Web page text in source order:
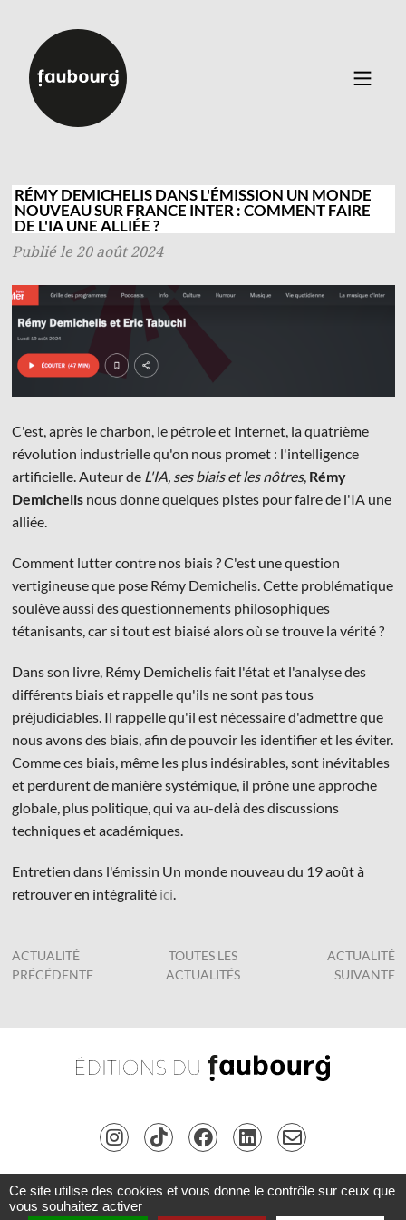
Auteurs
Événements
À propos
Contact
Connexion
42 rue Planchat 75020 Paris
Fondatrice :Sophie Caillat
CGV•Mentions légales•Politique de confidentialité
RÉMY DEMICHELIS DANS L'ÉMISSION UN MONDE
NOUVEAU SUR FRANCE INTER : COMMENT FAIRE
DE L'IA UNE ALLIÉE ?
Publié le 20 août 2024
C'est, après le charbon, le pétrole et Internet, la quatrième
révolution industrielle qu'on nous promet : l'intelligence
artificielle. Auteur de L'IA, ses biais et les nôtres, Rémy
Demichelisnous donne quelques pistes pour faire de l'IA une
alliée.
Comment lutter contre nos biais ? C'est une question
vertigineuse que pose Rémy Demichelis. Cette problématique
soulève aussi des questionnements philosophiques
tétanisants, car si tout est biaisé alors où se trouve la vérité ?
Dans son livre, Rémy Demichelis fait l'état et l'analyse des
différents biais et rappelle qu'ils ne sont pas tous
préjudiciables. Il rappelle qu'il est nécessaire d'admettre que
nous avons des biais, afin de pouvoir les identifier et les éviter.
Comme ces biais, même les plus indésirables, sont inévitables
et perdurent de manière systémique, il prône une approche
globale, plus politique, qui va au-delà des discussions
techniques et académiques.
Entretien dans l'émissin Un monde nouveau du 19 août à
retrouver en intégralité ici.
ACTUALITÉ
PRÉCÉDENTE
TOUTES LES
ACTUALITÉS
ACTUALITÉ
SUIVANTE
Copyright © Les Éditions du Faubourg 2026 • Tous droits réservés •Connexion •
Ce site utilise des cookies et vous donne le contrôle sur ceux que
vous souhaitez activer